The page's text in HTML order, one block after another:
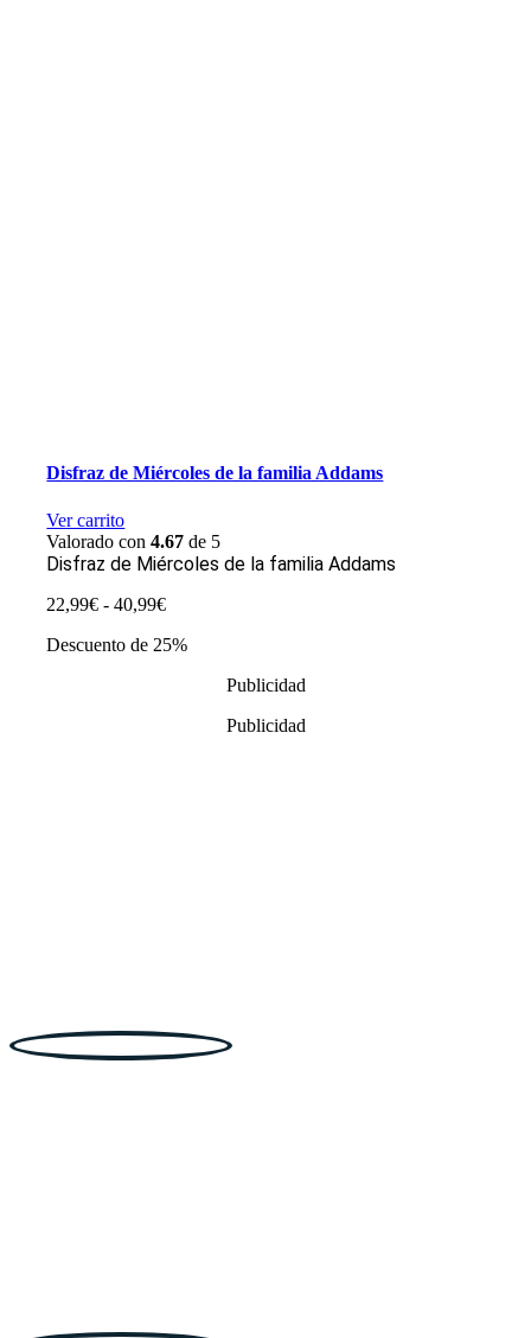
Disfraz de Miércoles de la familia Addams
Ver carrito
Valorado con4.67 de 5
Disfraz de Miércoles de la familia Addams
22,99€ - 40,99€Rango
precios:
Descuento de 25%
Publicidad
Publicidad